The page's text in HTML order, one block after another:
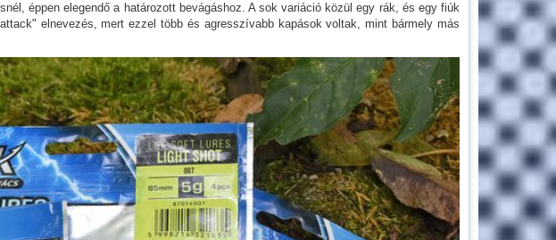
éppen elegendő a határozott bevágáshoz. A sok variáció közül egy rák, és egy fiúk
elnevezés, mert ezzel több és agresszívabb kapások voltak, mint bármely más